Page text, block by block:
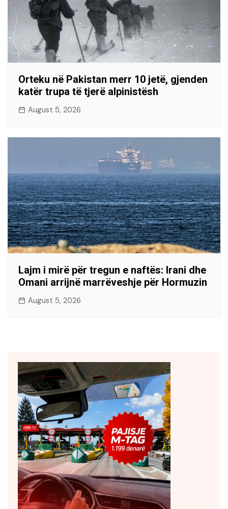
Orteku në Pakistan merr 10 jetë, gjenden
katër trupa të tjerë alpinistësh
August 5, 2026
Lajm i mirë për tregun e naftës: Irani dhe
Omani arrijnë marrëveshje për Hormuzin
August 5, 2026